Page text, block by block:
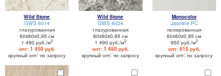
Wild Stone
GWS 6014
глазурованная
60x60x0,95 см
1 490 руб./м2
опт: 1 450 руб.
крупный опт: по запросу
Wild Stone
GWS 6024
глазурованная
60x60x0,95 см
1 490 руб./м2
опт: 1 450 руб.
крупный опт: по запросу
Monocolor
Jasmine PC
полированная
60x60x0,95 см
950 руб./м2
опт: 615 руб.
крупный опт: по запросу